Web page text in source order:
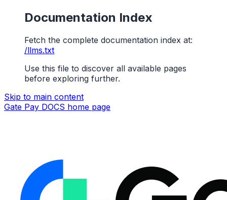
Documentation Index
Fetch the complete documentation index at:
/llms.txt
Use this file to discover all available pages
before exploring further.
Skip to main content
Gate Pay DOCS home page